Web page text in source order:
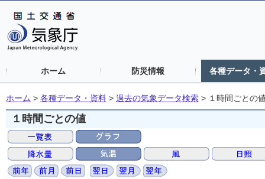
ホーム 防災情報 各種データ・
ホーム > 各種データ・資料 > 過去の気象データ検索 > １時間ごとの
１時間ごとの値